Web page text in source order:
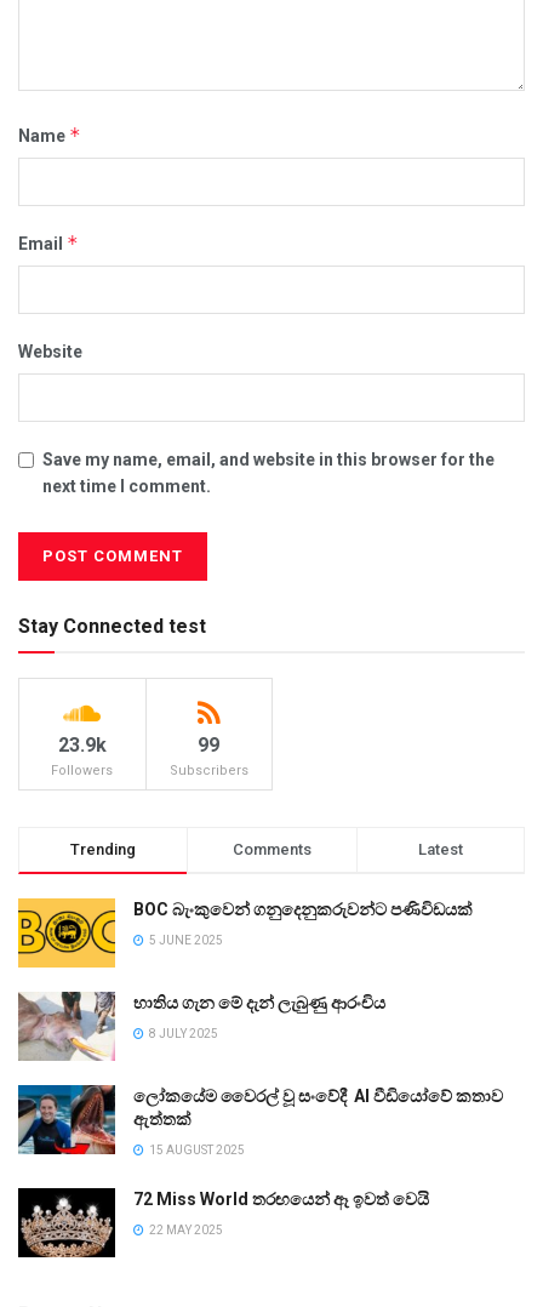
Name *
Email *
Website
Save my name, email, and website in this browser for the
next time I comment.
Stay Connected test
23.9k
Followers
99
Subscribers
Trending Comments Latest
BOC බැංකුවෙන් ගනුදෙනුකරුවන්ට පණිවිඩයක්
5 JUNE 2025
භාතිය ගැන මේ දැන් ලැබුණු ආරංචිය
8 JULY 2025
ලෝකයේම වෛරල් වූ සංවේදී AI වීඩියෝවේ කතාව
ඇත්තක්
15 AUGUST 2025
72 Miss World තරඟයෙන් ඈ ඉවත් වෙයි
22 MAY 2025